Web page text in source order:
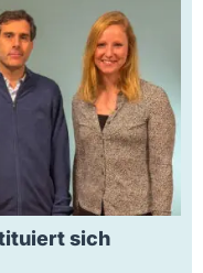
sich